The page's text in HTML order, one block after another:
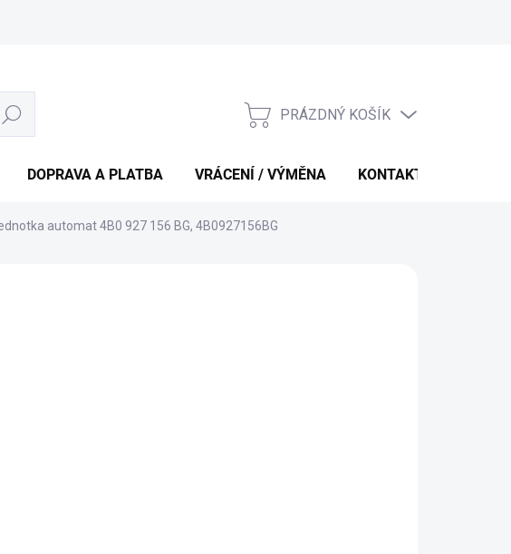
Hledat
NÁKUPNÍ
PRÁZDNÝ KOŠÍK
DOPRAVA A PLATBA VRÁCENÍ / VÝMĚNA KONTAKTY
automat 4B0 927 156 BG, 4B0927156BG